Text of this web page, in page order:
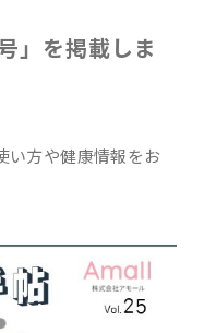
」を掲載しま
い方や健康情報をお